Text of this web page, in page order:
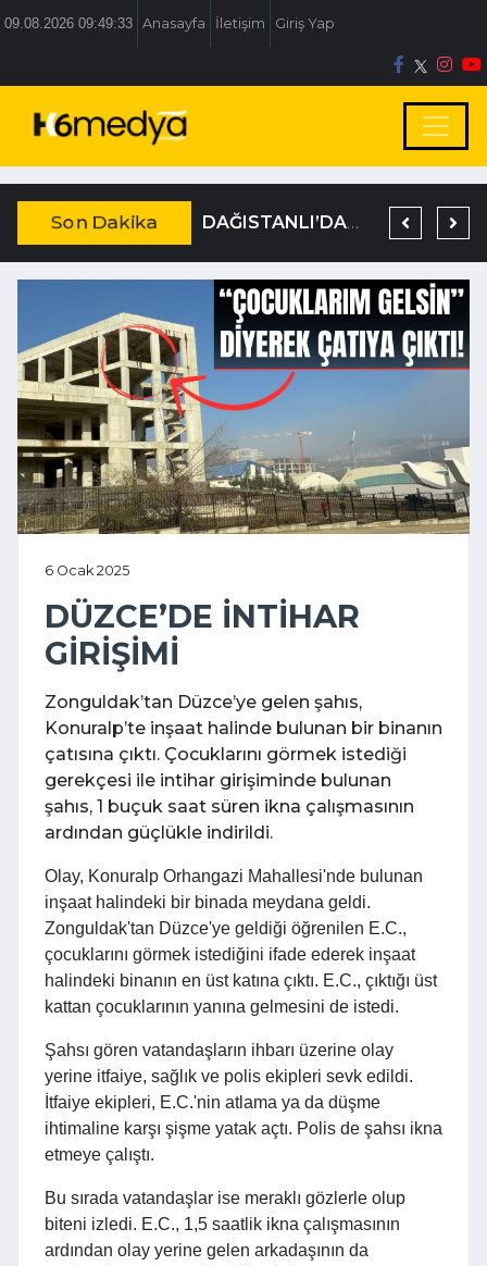
09.08.2026 09:49:33 Anasayfa İletişim Giriş Yap
Son Dakika DAĞISTANLI’DAN, ÖZLÜ’NÜN OTOGAR KARARINA SERT TEPKİ
6 Ocak 2025
DÜZCE’DE İNTİHAR
GİRİŞİMİ
Zonguldak’tan Düzce’ye gelen şahıs,
Konuralp’te inşaat halinde bulunan bir binanın
çatısına çıktı. Çocuklarını görmek istediği
gerekçesi ile intihar girişiminde bulunan
şahıs, 1 buçuk saat süren ikna çalışmasının
ardından güçlükle indirildi.
Olay, Konuralp Orhangazi Mahallesi'nde bulunan
inşaat halindeki bir binada meydana geldi.
Zonguldak'tan Düzce'ye geldiği öğrenilen E.C.,
çocuklarını görmek istediğini ifade ederek inşaat
halindeki binanın en üst katına çıktı. E.C., çıktığı üst
kattan çocuklarının yanına gelmesini de istedi.
Şahsı gören vatandaşların ihbarı üzerine olay
yerine itfaiye, sağlık ve polis ekipleri sevk edildi.
İtfaiye ekipleri, E.C.'nin atlama ya da düşme
ihtimaline karşı şişme yatak açtı. Polis de şahsı ikna
etmeye çalıştı.
Bu sırada vatandaşlar ise meraklı gözlerle olup
biteni izledi. E.C., 1,5 saatlik ikna çalışmasının
ardından olay yerine gelen arkadaşının da